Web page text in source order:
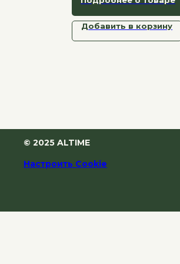
капсульный формат: можно
смешивать с водой, соком
или смузи.
Добавить в корзину
© 2025 ALTIME
Настроить Cookie